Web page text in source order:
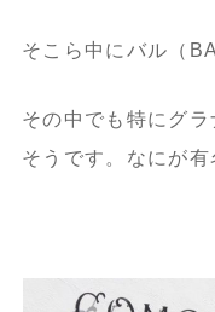
そこら中にバル（
その中でも特にグ
そうです。なにが有